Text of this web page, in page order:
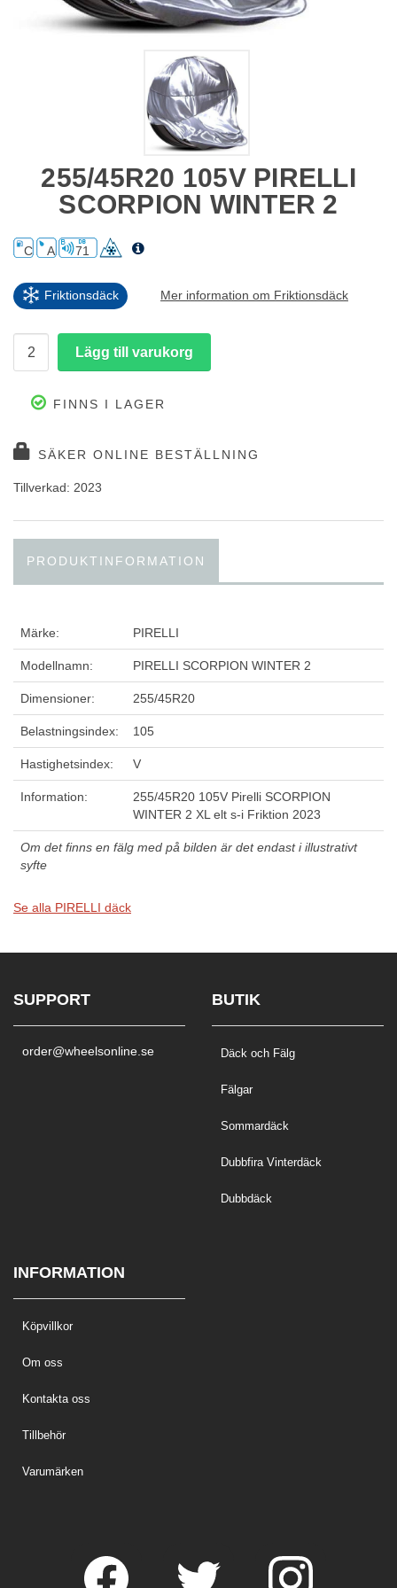
255/45R20 105V PIRELLI
SCORPION WINTER 2
C A 71
Friktionsdäck Mer information om Friktionsdäck
FINNS I LAGER
SÄKER ONLINE BESTÄLLNING
Tillverkad: 2023
PRODUKTINFORMATION
Märke: PIRELLI
Modellnamn: PIRELLI SCORPION WINTER 2
Dimensioner: 255/45R20
Belastningsindex: 105
Hastighetsindex: V
Information:
255/45R20 105V Pirelli SCORPION
WINTER 2 XL elt s-i Friktion 2023
Om det finns en fälg med på bilden är det endast i illustrativt
syfte
Se alla PIRELLI däck
SUPPORT
order@wheelsonline.se
BUTIK
Däck och Fälg
Fälgar
Sommardäck
Dubbfira Vinterdäck
Dubbdäck
INFORMATION
Köpvillkor
Om oss
Kontakta oss
Tillbehör
Varumärken